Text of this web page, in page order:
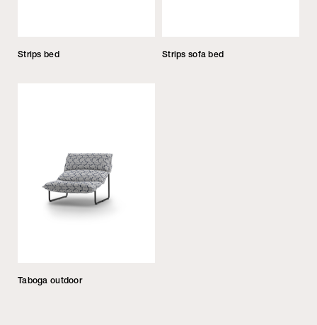
Strips bed Strips sofa bed
Taboga outdoor